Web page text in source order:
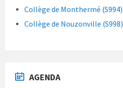
Collège de Monthermé (S994)
Collège de Nouzonville (S998)
AGENDA